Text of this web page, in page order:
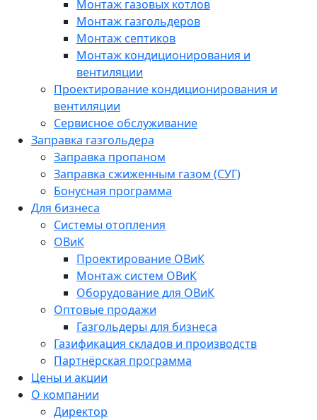
Монтаж газовых котлов
Монтаж газгольдеров
Монтаж септиков
Монтаж кондиционирования и
вентиляции
Проектирование кондиционирования и
вентиляции
Сервисное обслуживание
Заправка газгольдера
Заправка пропаном
Заправка сжиженным газом (СУГ)
Бонусная программа
Для бизнеса
Системы отопления
ОВиК
Проектирование ОВиК
Монтаж систем ОВиК
Оборудование для ОВиК
Оптовые продажи
Газгольдеры для бизнеса
Газификация складов и производств
Партнёрская программа
Цены и акции
О компании
Директор